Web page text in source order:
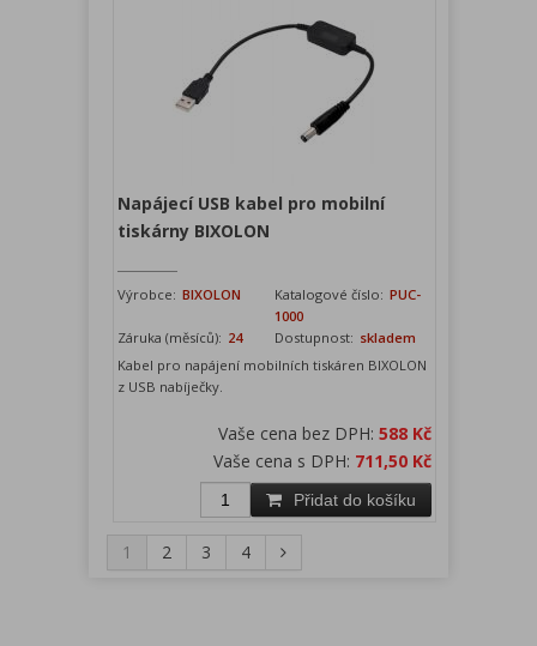
Napájecí USB kabel pro mobilní
tiskárny BIXOLON
Výrobce: BIXOLON Katalogové číslo: PUC-
1000
Záruka (měsíců): 24 Dostupnost: skladem
Kabel pro napájení mobilních tiskáren BIXOLON
z USB nabíječky.
Vaše cena bez DPH:588 Kč
Vaše cena s DPH: 711,50 Kč
Přidat do košíku
1 2 3 4